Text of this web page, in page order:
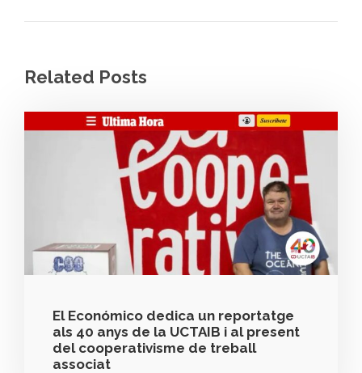
Related Posts
El Económico dedica un reportatge
als 40 anys de la UCTAIB i al present
del cooperativisme de treball
associat